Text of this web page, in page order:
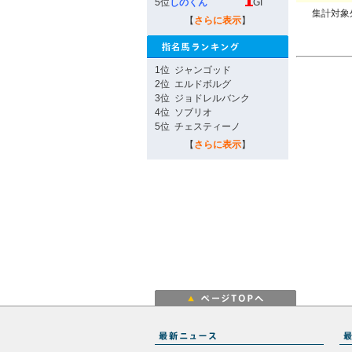
5位 しのくん
GI
【 さらに表示】
1位 ジャンゴッド
2位 エルドボルグ
3位 ジョドレルバンク
4位 ソブリオ
5位 チェスティーノ
【 さらに表示】
集計対象